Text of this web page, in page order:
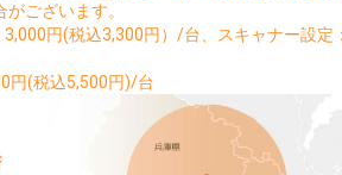
を続ける カートへ進む
ございます。
円(税込3,300円）/台、スキャナー設定
円(税込5,500円)/台